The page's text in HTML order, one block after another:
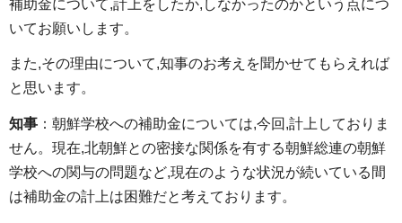
補助金について,計上をしたか,しなかったのかという点につ
いてお願いします。
また,その理由について,知事のお考えを聞かせてもらえれば
と思います。
知事 ：朝鮮学校への補助金については,今回,計上しておりま
せん。現在,北朝鮮との密接な関係を有する朝鮮総連の朝鮮
学校への関与の問題など,現在のような状況が続いている間
は補助金の計上は困難だと考えております。